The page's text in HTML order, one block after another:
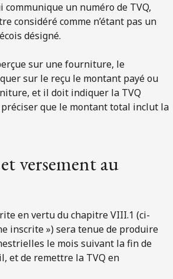
un numéro de TVQ,
considéré comme n’étant pas un
désigné.
sur une fourniture, le
sur le reçu le montant payé ou
et il doit indiquer la TVQ
que le montant total inclut la
versement au
en vertu du chapitre VIII.1 (ci-
inscrite ») sera tenue de produire
le mois suivant la fin de
et de remettre la TVQ en